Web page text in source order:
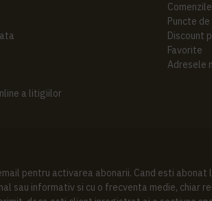
a litigiilor
Puncte
Discount
Favorite
Adresele
pentru activarea abonarii. Cand esti abonat
sau informativ si cu o frecventa medie, chiar